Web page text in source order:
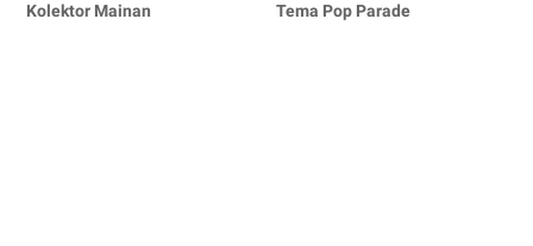
Kolektor Mainan
Tema Pop Parade